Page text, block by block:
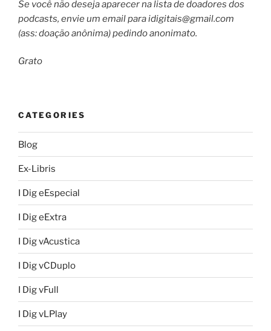
Se você não deseja aparecer na lista de doadores dos
podcasts, envie um email paraidigitais@gmail.com
(ass: doação anônima) pedindo anonimato.
Grato
CATEGORIES
Blog
Ex-Libris
I Dig eEspecial
I Dig eExtra
I Dig vAcustica
I Dig vCDuplo
I Dig vFull
I Dig vLPlay